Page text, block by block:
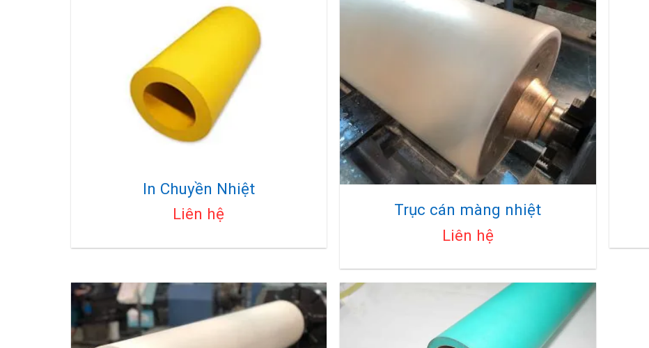
In Chuyền Nhiệt
Liên hệ
Trục cán màng nhiệt
Liên hệ